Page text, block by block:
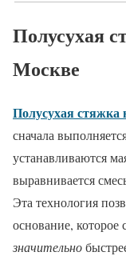
Полусухая
Москве
Полусухая
сначала
устанавливаются
выравнивается
Эта технология
основание, которое
значительно